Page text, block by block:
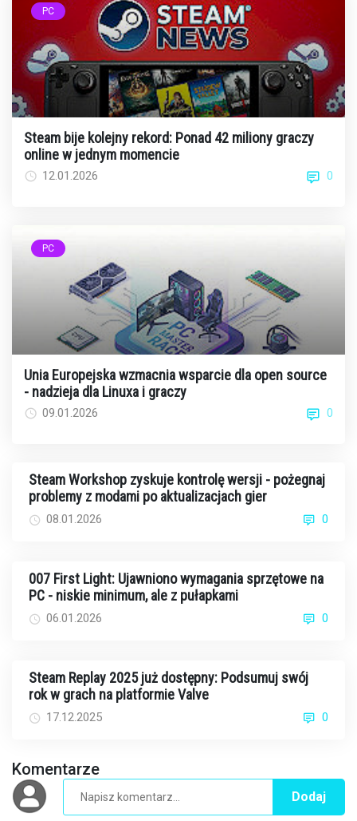
PC
Steam bije kolejny rekord: Ponad 42 miliony graczy
online w jednym momencie
12.01.2026 0
PC
Unia Europejska wzmacnia wsparcie dla open source
- nadzieja dla Linuxa i graczy
09.01.2026 0
Steam Workshop zyskuje kontrolę wersji - pożegnaj
problemy z modami po aktualizacjach gier
08.01.2026 0
007 First Light: Ujawniono wymagania sprzętowe na
PC - niskie minimum, ale z pułapkami
06.01.2026 0
Steam Replay 2025 już dostępny: Podsumuj swój
rok w grach na platformie Valve
17.12.2025 0
Komentarze
Dodaj